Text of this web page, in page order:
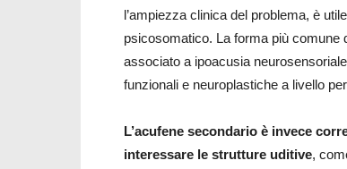
l’ampiezza clinica del problema, è
psicosomatico. La forma più comune
associato a ipoacusia
funzionali e neuroplastiche a livello
L’acufene secondario è invece
interessare le strutture uditive,